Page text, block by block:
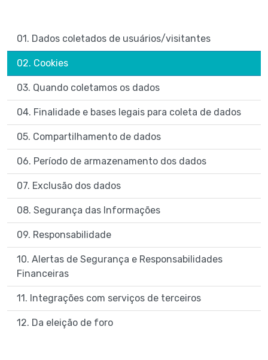
01. Dados coletados de usuários/visitantes
02. Cookies
03. Quando coletamos os dados
04. Finalidade e bases legais para coleta de dados
05. Compartilhamento de dados
06. Período de armazenamento dos dados
07. Exclusão dos dados
08. Segurança das Informações
09. Responsabilidade
10. Alertas de Segurança e Responsabilidades
Financeiras
11. Integrações com serviços de terceiros
12. Da eleição de foro